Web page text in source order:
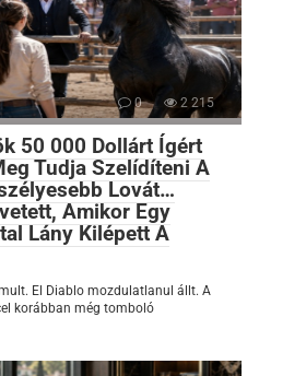
0 2 215
50 000 Dollárt Ígért
Tudja Szelídíteni A
Lovát…
Amikor Egy
Lány Kilépett A
El Diablo mozdulatlanul állt. A
korábban még tomboló